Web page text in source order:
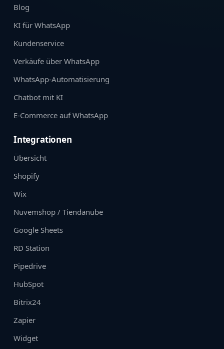
Blog
KI für WhatsApp
Kundenservice
Verkäufe über WhatsApp
WhatsApp‑Automatisierung
Chatbot mit KI
E-Commerce auf WhatsApp
Integrationen
Übersicht
Shopify
Wix
Nuvemshop / Tiendanube
Google Sheets
RD Station
Pipedrive
HubSpot
Bitrix24
Zapier
Widget